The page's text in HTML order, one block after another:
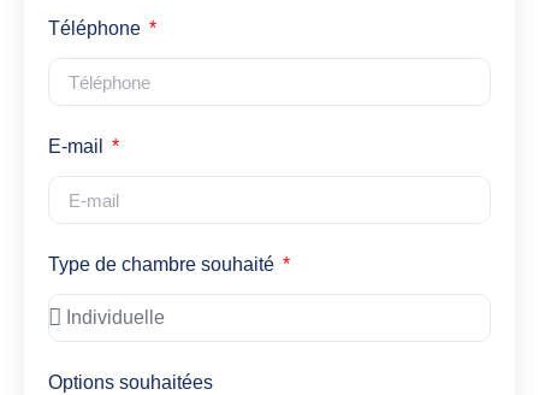
Téléphone
E-mail
Type de chambre souhaité
Options souhaitées